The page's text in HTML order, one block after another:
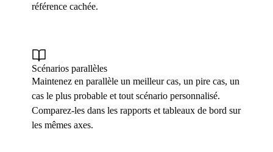
référence cachée.
Scénarios parallèles
Maintenez en parallèle un meilleur cas, un pire cas, un
cas le plus probable et tout scénario personnalisé.
Comparez-les dans les rapports et tableaux de bord sur
les mêmes axes.